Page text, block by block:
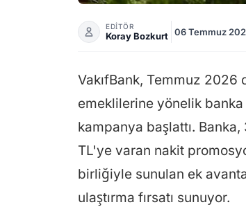
EDİTÖR
Koray Bozkurt 06 Temmuz
VakıfBank, Temmuz 2026
emeklilerine yönelik
kampanya başlattı. Banka,
TL'ye varan nakit
birliğiyle sunulan ek
ulaştırma fırsatı sunuyor.